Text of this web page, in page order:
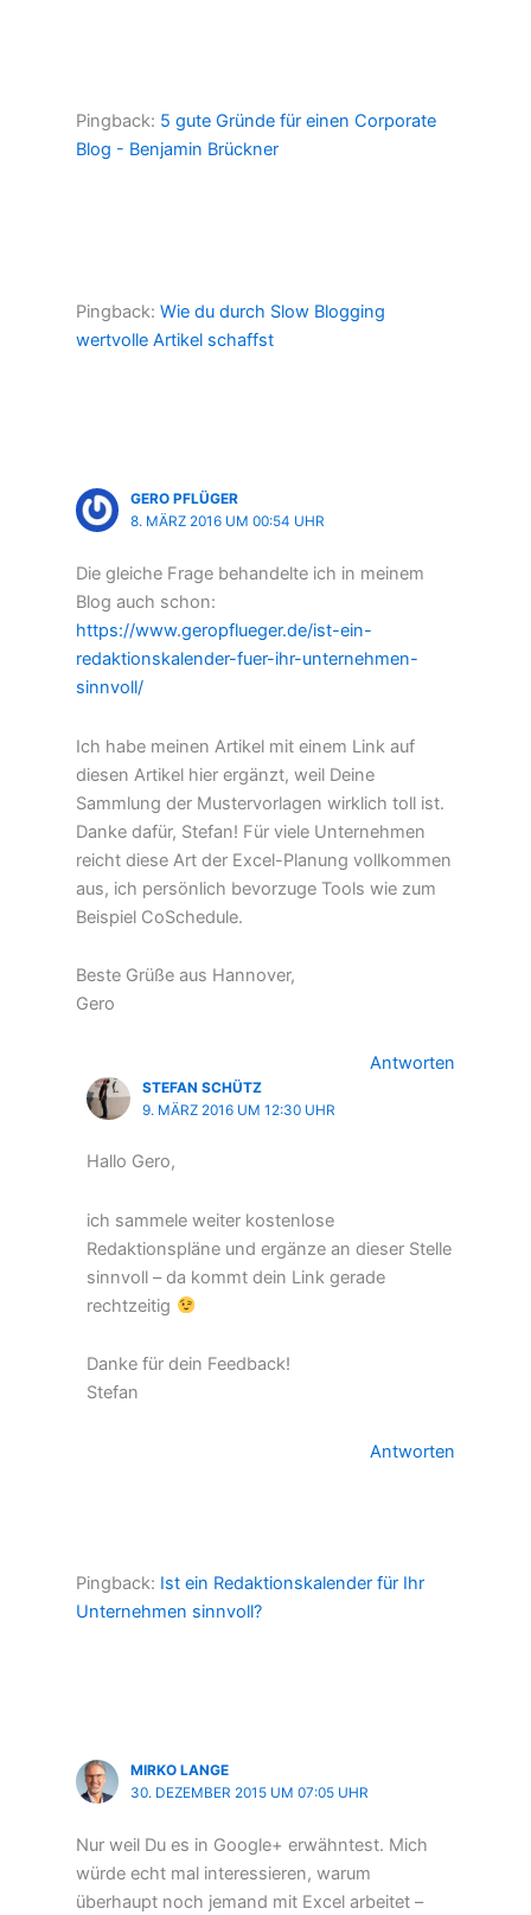
Pingback: 5 gute Gründe für einen Corporate
Blog - Benjamin Brückner
Pingback: Wie du durch Slow Blogging
wertvolle Artikel schaffst
GERO PFLÜGER
8. MÄRZ 2016 UM 00:54 UHR
Die gleiche Frage behandelte ich in meinem
Blog auch schon:
https://www.geropflueger.de/ist-ein-
redaktionskalender-fuer-ihr-unternehmen-
sinnvoll/
Ich habe meinen Artikel mit einem Link auf
diesen Artikel hier ergänzt, weil Deine
Sammlung der Mustervorlagen wirklich toll ist.
Danke dafür, Stefan! Für viele Unternehmen
reicht diese Art der Excel-Planung vollkommen
aus, ich persönlich bevorzuge Tools wie zum
Beispiel CoSchedule.
Beste Grüße aus Hannover,
Gero
Antworten
STEFAN SCHÜTZ
9. MÄRZ 2016 UM 12:30 UHR
Hallo Gero,
ich sammele weiter kostenlose
Redaktionspläne und ergänze an dieser Stelle
sinnvoll – da kommt dein Link gerade
rechtzeitig
Danke für dein Feedback!
Stefan
Antworten
Pingback: Ist ein Redaktionskalender für Ihr
Unternehmen sinnvoll?
MIRKO LANGE
30. DEZEMBER 2015 UM 07:05 UHR
Nur weil Du es in Google+ erwähntest. Mich
würde echt mal interessieren, warum
überhaupt noch jemand mit Excel arbeitet –